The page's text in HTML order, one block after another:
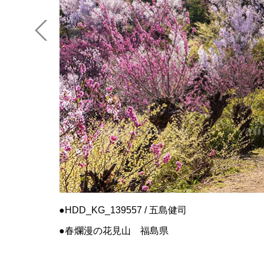
HDD_KG_139557 / 五島健司
春爛漫の花見山 福島県